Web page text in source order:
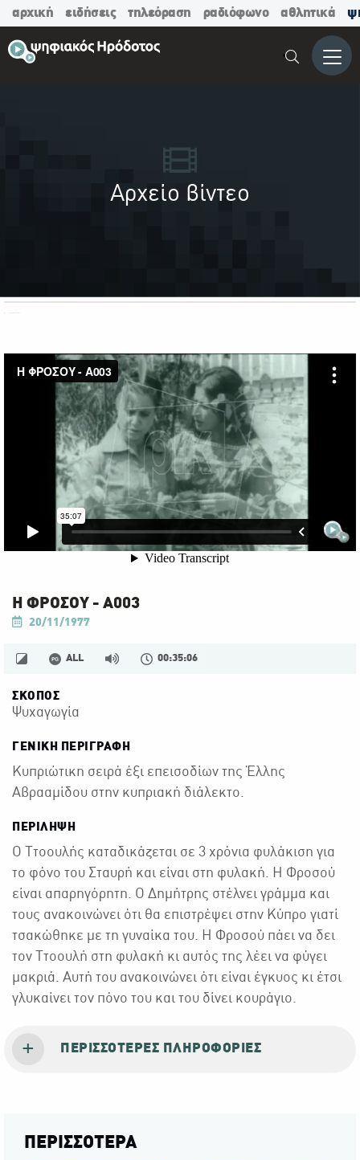
αρχική ειδήσεις τηλεόραση ραδιόφωνο αθλητικά
Μενού
Αρχείο βίντεο
Η ΦΡΟΣΟΥ - Α003
20/11/1977
ALL 00:35:06
ΣΚΟΠΟΣ
Ψυχαγωγία
ΓΕΝΙΚΉ ΠΕΡΙΓΡΑΦΉ
Κυπριώτικη σειρά έξι επεισοδίων της Έλλης
Αβρααμίδου στην κυπριακή διάλεκτο.
ΠΕΡΙΛΗΨΗ
Ο Ττοουλής καταδικάζεται σε 3 χρόνια φυλάκιση για
το φόνο του Σταυρή και είναι στη φυλακή. Η Φροσού
είναι απαρηγόρητη. Ο Δημήτρης στέλνει γράμμα και
τους ανακοινώνει ότι θα επιστρέψει στην Κύπρο γιατί
τσακώθηκε με τη γυναίκα του. Η Φροσού πάει να δει
τον Ττοουλή στη φυλακή κι αυτός της λέει να φύγει
μακριά. Αυτή του ανακοινώνει ότι είναι έγκυος κι έτσι
γλυκαίνει τον πόνο του και του δίνει κουράγιο.
ΠΕΡΙΣΣΌΤΕΡΕΣ ΠΛΗΡΟΦΟΡΊΕΣ
ΠΕΡΙΣΣΟΤΕΡΑ